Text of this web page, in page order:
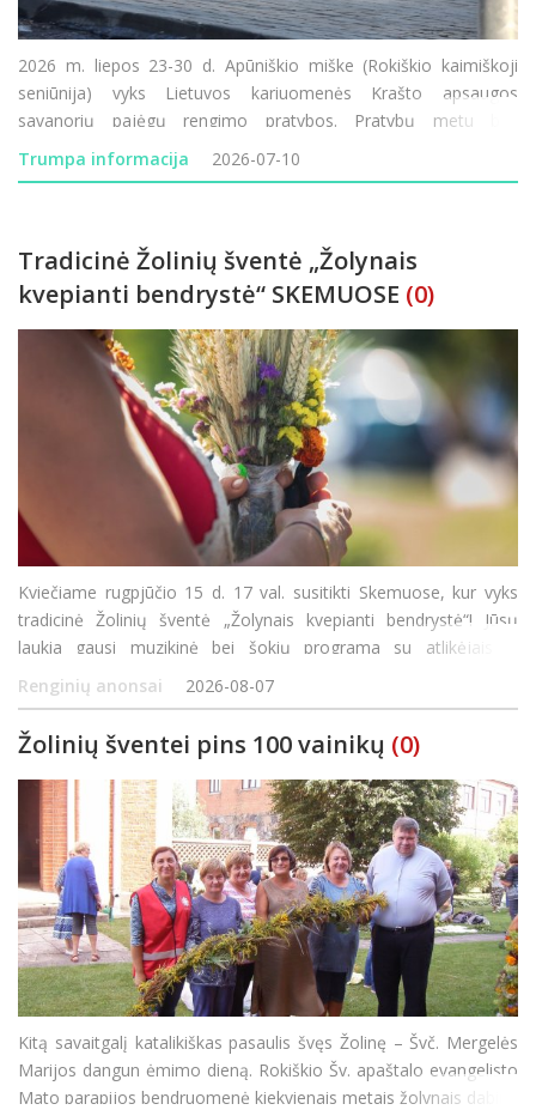
2026 m. liepos 23-30 d. Apūniškio miške (Rokiškio kaimiškoji
seniūnija) vyks Lietuvos kariuomenės Krašto apsaugos
savanorių pajėgų rengimo pratybos. Pratybų metu bus
naudojami ginklai, imitaciniai šaudmenys, dūminė ir garsinė
pirotechnika, judės karinė tech
Trumpa informacija 2026-07-10
Tradicinė Žolinių šventė „Žolynais
kvepianti bendrystė“ SKEMUOSE (0)
Kviečiame rugpjūčio 15 d. 17 val. susitikti Skemuose, kur vyks
tradicinė Žolinių šventė „Žolynais kvepianti bendrystė“! Jūsų
laukia gausi muzikinė bei šokių programa su atlikėjais iš
Panevėžio rajono bei Rokiškio, bendro žolynų paveikslo kūrimas
ir jaukios va
Renginių anonsai 2026-08-07
Žolinių šventei pins 100 vainikų (0)
Kitą savaitgalį katalikiškas pasaulis švęs Žolinę – Švč. Mergelės
Marijos dangun ėmimo dieną. Rokiškio Šv. apaštalo evangelisto
Mato parapijos bendruomenė kiekvienais metais žolynais dabina